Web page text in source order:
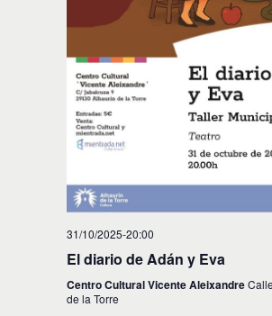
31/10/2025-20:00
El diario de Adán y Eva
Centro Cultural Vicente Aleixandre
de la Torre